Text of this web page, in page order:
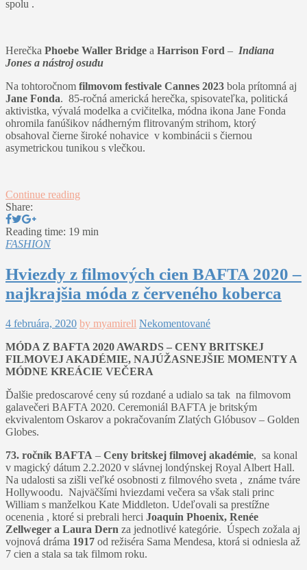
spolu .
Herečka Phoebe Waller Bridge a Harrison Ford – Indiana
Jones a nástroj osudu
Na tohtoročnom filmovom festivale Cannes 2023 bola prítomná aj
Jane Fonda. 85-ročná americká herečka, spisovateľka, politická
aktivistka, vývalá modelka a cvičitelka, módna ikona Jane Fonda
ohromila fanúšikov nádherným flitrovaným strihom, ktorý
obsahoval čierne široké nohavice v kombinácii s čiernou
asymetrickou tunikou s vlečkou.
Continue reading
Share:
Reading time: 19 min
FASHION
Hviezdy z filmových cien BAFTA 2020 –
najkrajšia móda z červeného koberca
4 februára, 2020 by myamirell Nekomentované
MÓDA Z BAFTA 2020 AWARDS – CENY BRITSKEJ
FILMOVEJ AKADÉMIE, NAJÚŽASNEJŠIE MOMENTY A
MÓDNE KREÁCIE VEČERA
Ďalšie predoscarové ceny sú rozdané a udialo sa tak na filmovom
galavečeri BAFTA 2020. Ceremoniál BAFTA je britským
ekvivalentom Oskarov a pokračovaním Zlatých Glóbusov – Golden
Globes.
73. ročník BAFTA – Ceny britskej filmovej akadémie, sa konal
v magický dátum 2.2.2020 v slávnej londýnskej Royal Albert Hall.
Na udalosti sa zišli veľké osobnosti z filmového sveta , známe tváre
Hollywoodu. Najväčšími hviezdami večera sa však stali princ
William s manželkou Kate Middleton. Udeľovali sa prestížne
ocenenia , ktoré si prebrali herci Joaquin Phoenix, Renée
Zellweger a Laura Dern za jednotlivé kategórie. Úspech zožala aj
vojnová dráma 1917 od režiséra Sama Mendesa, ktorá si odniesla až
7 cien a stala sa tak filmom roku.